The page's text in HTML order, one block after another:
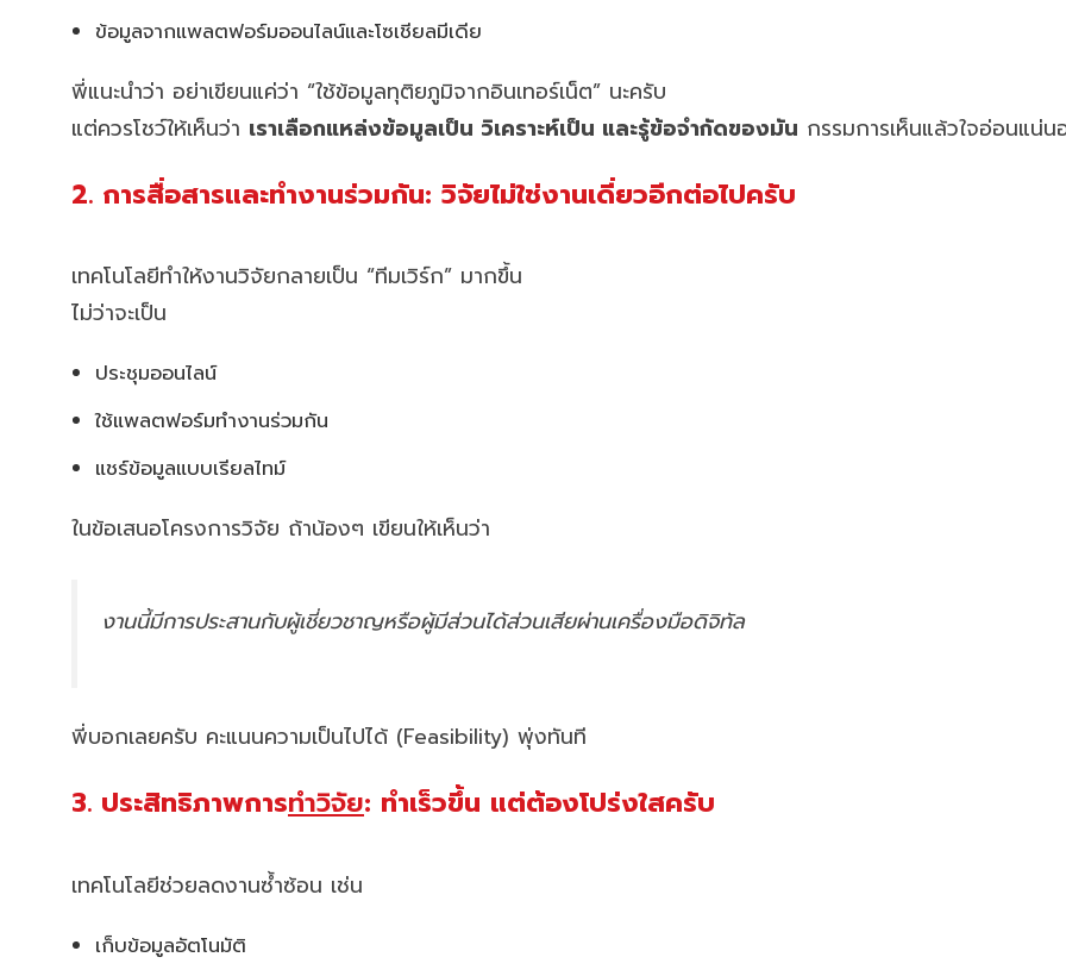
ข้อมูลจากแพลตฟอร์มออนไลน์และโซเชียลมีเดีย
พี่แนะนำว่า อย่าเขียนแค่ว่า “ใช้ข้อมูลทุติยภูมิจากอินเทอร์เน็ต” นะครับ
แต่ควรโชว์ให้เห็นว่า เราเลือกแหล่งข้อมูลเป็น วิเคราะห์เป็น และรู้ข้อจำกัดของมัน กรรมการเห็นแล้วใจอ่อนแน่น
2. การสื่อสารและทำงานร่วมกัน: วิจัยไม่ใช่งานเดี่ยวอีกต่อไปครับ
เทคโนโลยีทำให้งานวิจัยกลายเป็น “ทีมเวิร์ก” มากขึ้น
ไม่ว่าจะเป็น
ประชุมออนไลน์
ใช้แพลตฟอร์มทำงานร่วมกัน
แชร์ข้อมูลแบบเรียลไทม์
ในข้อเสนอโครงการวิจัย ถ้าน้องๆ เขียนให้เห็นว่า
งานนี้มีการประสานกับผู้เชี่ยวชาญหรือผู้มีส่วนได้ส่วนเสียผ่านเครื่องมือดิจิทัล
พี่บอกเลยครับ คะแนนความเป็นไปได้ (Feasibility) พุ่งทันที
3. ประสิทธิภาพการทำวิจัย: ทำเร็วขึ้น แต่ต้องโปร่งใสครับ
เทคโนโลยีช่วยลดงานซ้ำซ้อน เช่น
เก็บข้อมูลอัตโนมัติ